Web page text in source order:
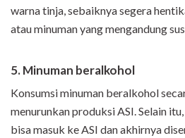
warna tinja, sebaiknya segera
atau minuman yang mengandung
5. Minuman beralkohol
Konsumsi minuman beralkohol
menurunkan produksi ASI. Selain
bisa masuk ke ASI dan akhirnya